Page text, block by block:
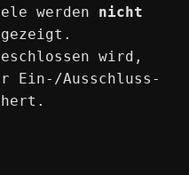
werden nicht
wird,
Ausschluss-